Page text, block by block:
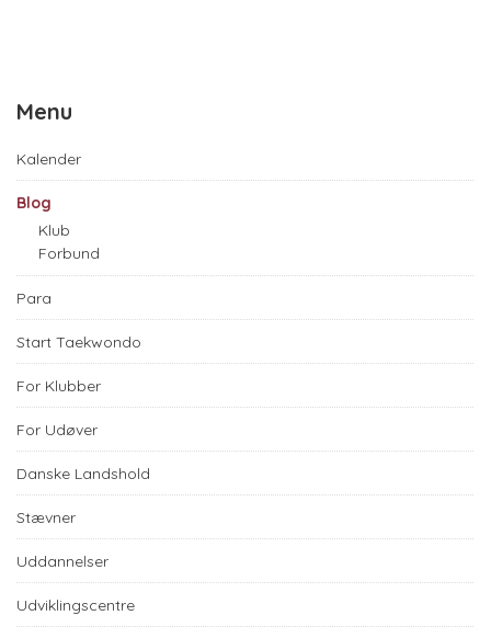
Menu
Kalender
Blog
Klub
Forbund
Para
Start Taekwondo
For Klubber
For Udøver
Danske Landshold
Stævner
Uddannelser
Udviklingscentre